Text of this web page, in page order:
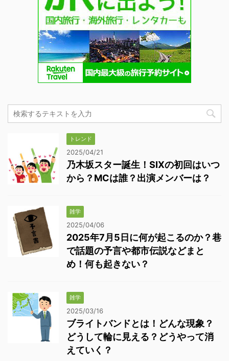
トレンド
2025/04/21
乃木坂スター誕生！SIXの初回はいつ
から？MCは誰？出演メンバーは？
雑学
2025/04/06
2025年7月5日に何が起こるのか？巷
で話題の予言や都市伝説などまと
め！何も起きない？
雑学
2025/03/16
ブライトバンドとは！どんな現象？
どうして輪に見える？どうやって消
えていく？